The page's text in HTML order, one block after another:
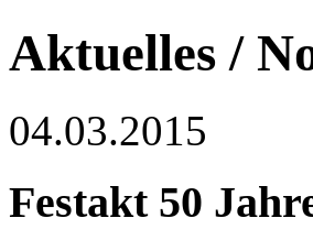
Aktuelles /
04.03.2015
Festakt 50